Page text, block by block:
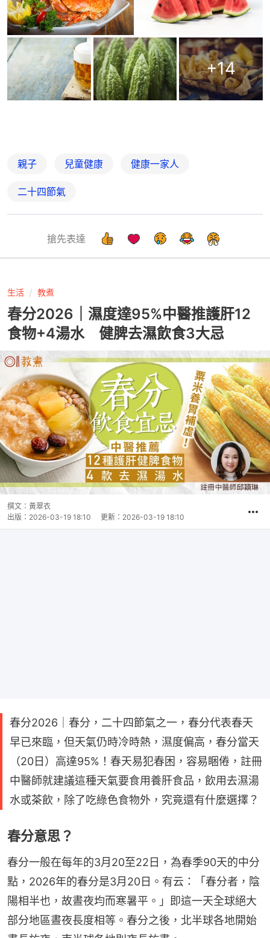
+14
親子 兒童健康 健康一家人
二十四節氣
搶先表達
生活 教煮
春分2026｜濕度達95%中醫推護肝12
食物+4湯水 健脾去濕飲食3大忌
撰文： 黃翠衣
出版： 2026-03-19 18:10 更新： 2026-03-19 18:10
春分2026｜春分，二十四節氣之一，春分代表春天
早已來臨，但天氣仍時冷時熱，濕度偏高，春分當天
（20日）高達95%！春天易犯春困，容易睏倦，註冊
中醫師就建議這種天氣要食用養肝食品，飲用去濕湯
水或茶飲，除了吃綠色食物外，究竟還有什麼選擇？
春分意思？
春分一般在每年的3月20至22日，為春季90天的中分
點，2026年的春分是3月20日。有云：「春分者，陰
陽相半也，故晝夜均而寒暑平。」即這一天全球絕大
部分地區晝夜長度相等。春分之後，北半球各地開始